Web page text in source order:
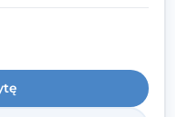
m.in. z
Zachowania.